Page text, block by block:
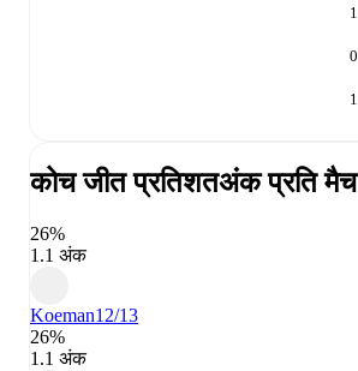
1
0
1
कोच जीत प्रतिशतअंक प्रति मैच
26%
1.1 अंक
Koeman12/13
26%
1.1 अंक